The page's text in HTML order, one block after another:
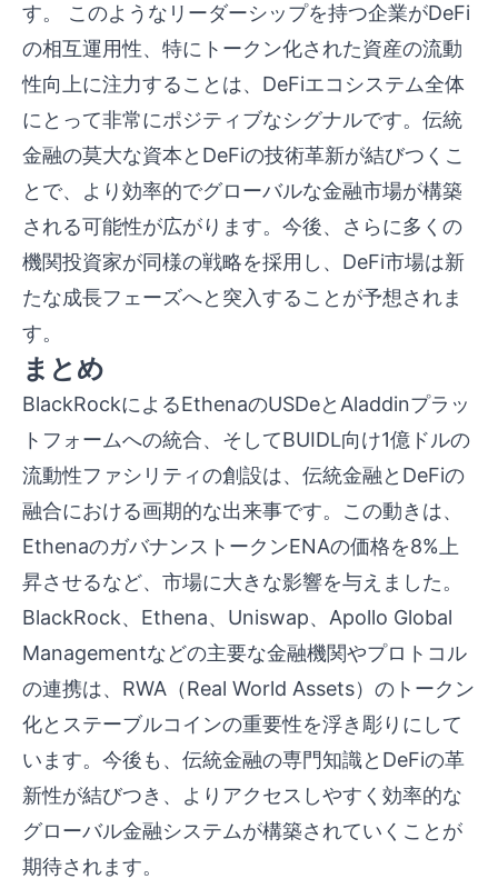
す。 このようなリーダーシップを持つ企業がDeFi
の相互運用性、特にトークン化された資産の流動
性向上に注力することは、DeFiエコシステム全体
にとって非常にポジティブなシグナルです。伝統
金融の莫大な資本とDeFiの技術革新が結びつくこ
とで、より効率的でグローバルな金融市場が構築
される可能性が広がります。今後、さらに多くの
機関投資家が同様の戦略を採用し、DeFi市場は新
たな成長フェーズへと突入することが予想されま
す。
まとめ
BlackRockによるEthenaのUSDeとAladdinプラッ
トフォームへの統合、そしてBUIDL向け1億ドルの
流動性ファシリティの創設は、伝統金融とDeFiの
融合における画期的な出来事です。この動きは、
EthenaのガバナンストークンENAの価格を8%上
昇させるなど、市場に大きな影響を与えました。
BlackRock、Ethena、Uniswap、Apollo Global
Managementなどの主要な金融機関やプロトコル
の連携は、RWA（Real World Assets）のトークン
化とステーブルコインの重要性を浮き彫りにして
います。今後も、伝統金融の専門知識とDeFiの革
新性が結びつき、よりアクセスしやすく効率的な
グローバル金融システムが構築されていくことが
期待されます。